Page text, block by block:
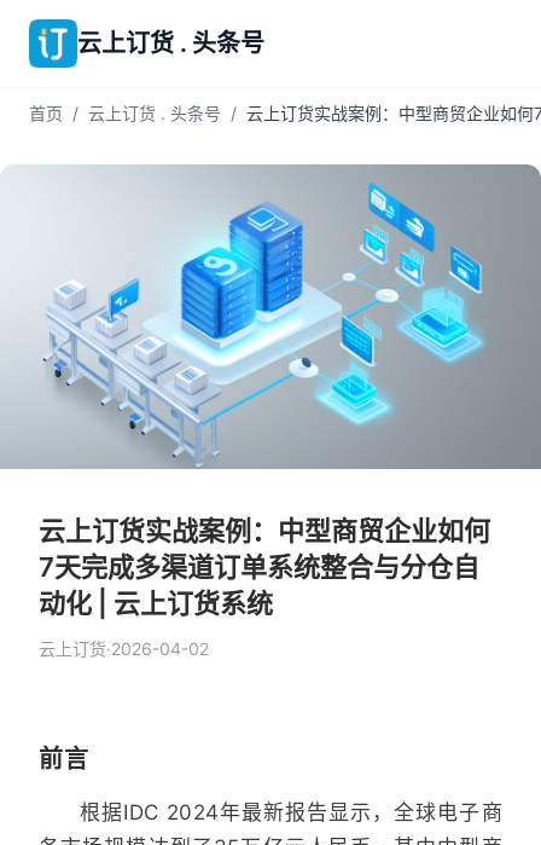
云上订货 . 头条号
首页 / 云上订货 . 头条号 / 云上订货实战案例：中型商贸企业如
云上订货实战案例：中型商贸企业如何
7天完成多渠道订单系统整合与分仓自
动化 | 云上订货系统
云上订货·2026-04-02
前言
根据IDC 2024年最新报告显示，全球电子商